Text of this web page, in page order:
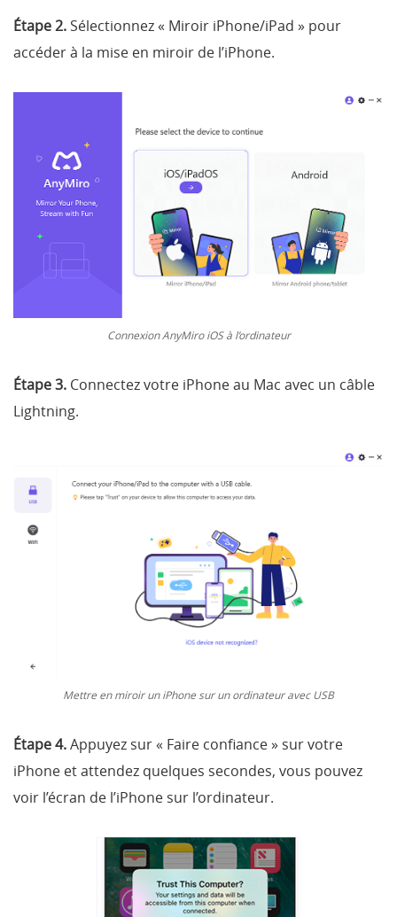
Étape 2. Sélectionnez « Miroir iPhone/iPad » pour
accéder à la mise en miroir de l’iPhone.
Connexion AnyMiro iOS à l’ordinateur
Étape 3. Connectez votre iPhone au Mac avec un câble
Lightning.
Mettre en miroir un iPhone sur un ordinateur avec USB
Étape 4.Appuyez sur « Faire confiance » sur votre
iPhone et attendez quelques secondes, vous pouvez
voir l’écran de l’iPhone sur l’ordinateur.